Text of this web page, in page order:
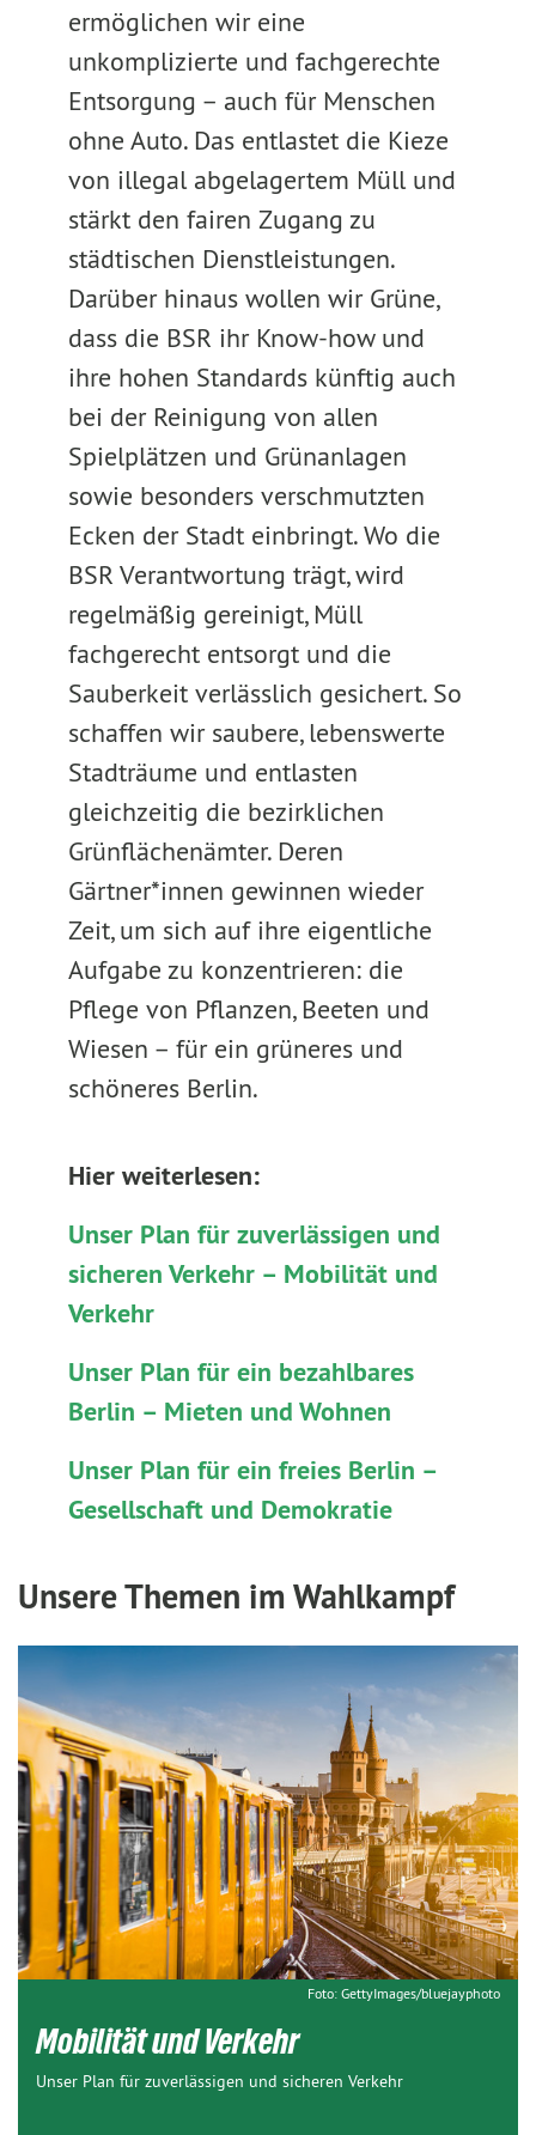
ermöglichen wir eine
unkomplizierte und fachgerechte
Entsorgung – auch für Menschen
ohne Auto. Das entlastet die Kieze
von illegal abgelagertem Müll und
stärkt den fairen Zugang zu
städtischen Dienstleistungen.
Darüber hinaus wollen wir Grüne,
dass die BSR ihr Know-how und
ihre hohen Standards künftig auch
bei der Reinigung von allen
Spielplätzen und Grünanlagen
sowie besonders verschmutzten
Ecken der Stadt einbringt. Wo die
BSR Verantwortung trägt, wird
regelmäßig gereinigt, Müll
fachgerecht entsorgt und die
Sauberkeit verlässlich gesichert. So
schaffen wir saubere, lebenswerte
Stadträume und entlasten
gleichzeitig die bezirklichen
Grünflächenämter. Deren
Gärtner*innen gewinnen wieder
Zeit, um sich auf ihre eigentliche
Aufgabe zu konzentrieren: die
Pflege von Pflanzen, Beeten und
Wiesen – für ein grüneres und
schöneres Berlin.
Hier weiterlesen:
Unser Plan für zuverlässigen und
sicheren Verkehr – Mobilität und
Verkehr
Unser Plan für ein bezahlbares
Berlin – Mieten und Wohnen
Unser Plan für ein freies Berlin –
Gesellschaft und Demokratie
Unsere Themen im Wahlkampf
Foto: GettyImages/bluejayphoto
Mobilität und Verkehr
Unser Plan für zuverlässigen und sicheren Verkehr